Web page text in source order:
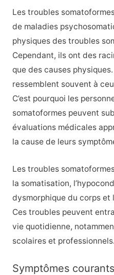
Les troubles
de maladies
physiques des troubles
Cependant, ils ont des
que des causes
ressemblent souvent à
C’est pourquoi les
somatoformes peuvent
évaluations médicales
la cause de leurs
Les troubles
la somatisation,
dysmorphique du corps
Ces troubles peuvent
vie quotidienne,
scolaires et professionnels.
Symptômes